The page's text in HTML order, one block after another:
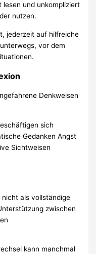
lesen und unkompliziert
nutzen.
jederzeit auf hilfreiche
vor dem
Denkweisen
sich
Gedanken Angst
Sichtweisen
als vollständige
zwischen
kann manchmal